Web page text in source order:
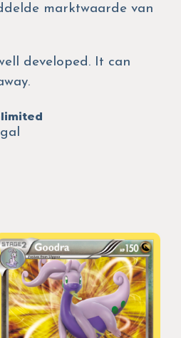
marktwaarde van
developed. It can